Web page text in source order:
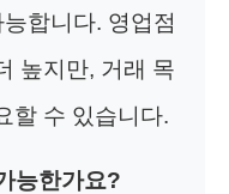
합니다. 영업점
높지만, 거래 목
할 수 있습니다.
능한가요?